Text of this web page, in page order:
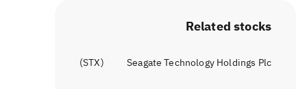
Related stocks
Seagate Technology Holdings Plc
(
STX
)